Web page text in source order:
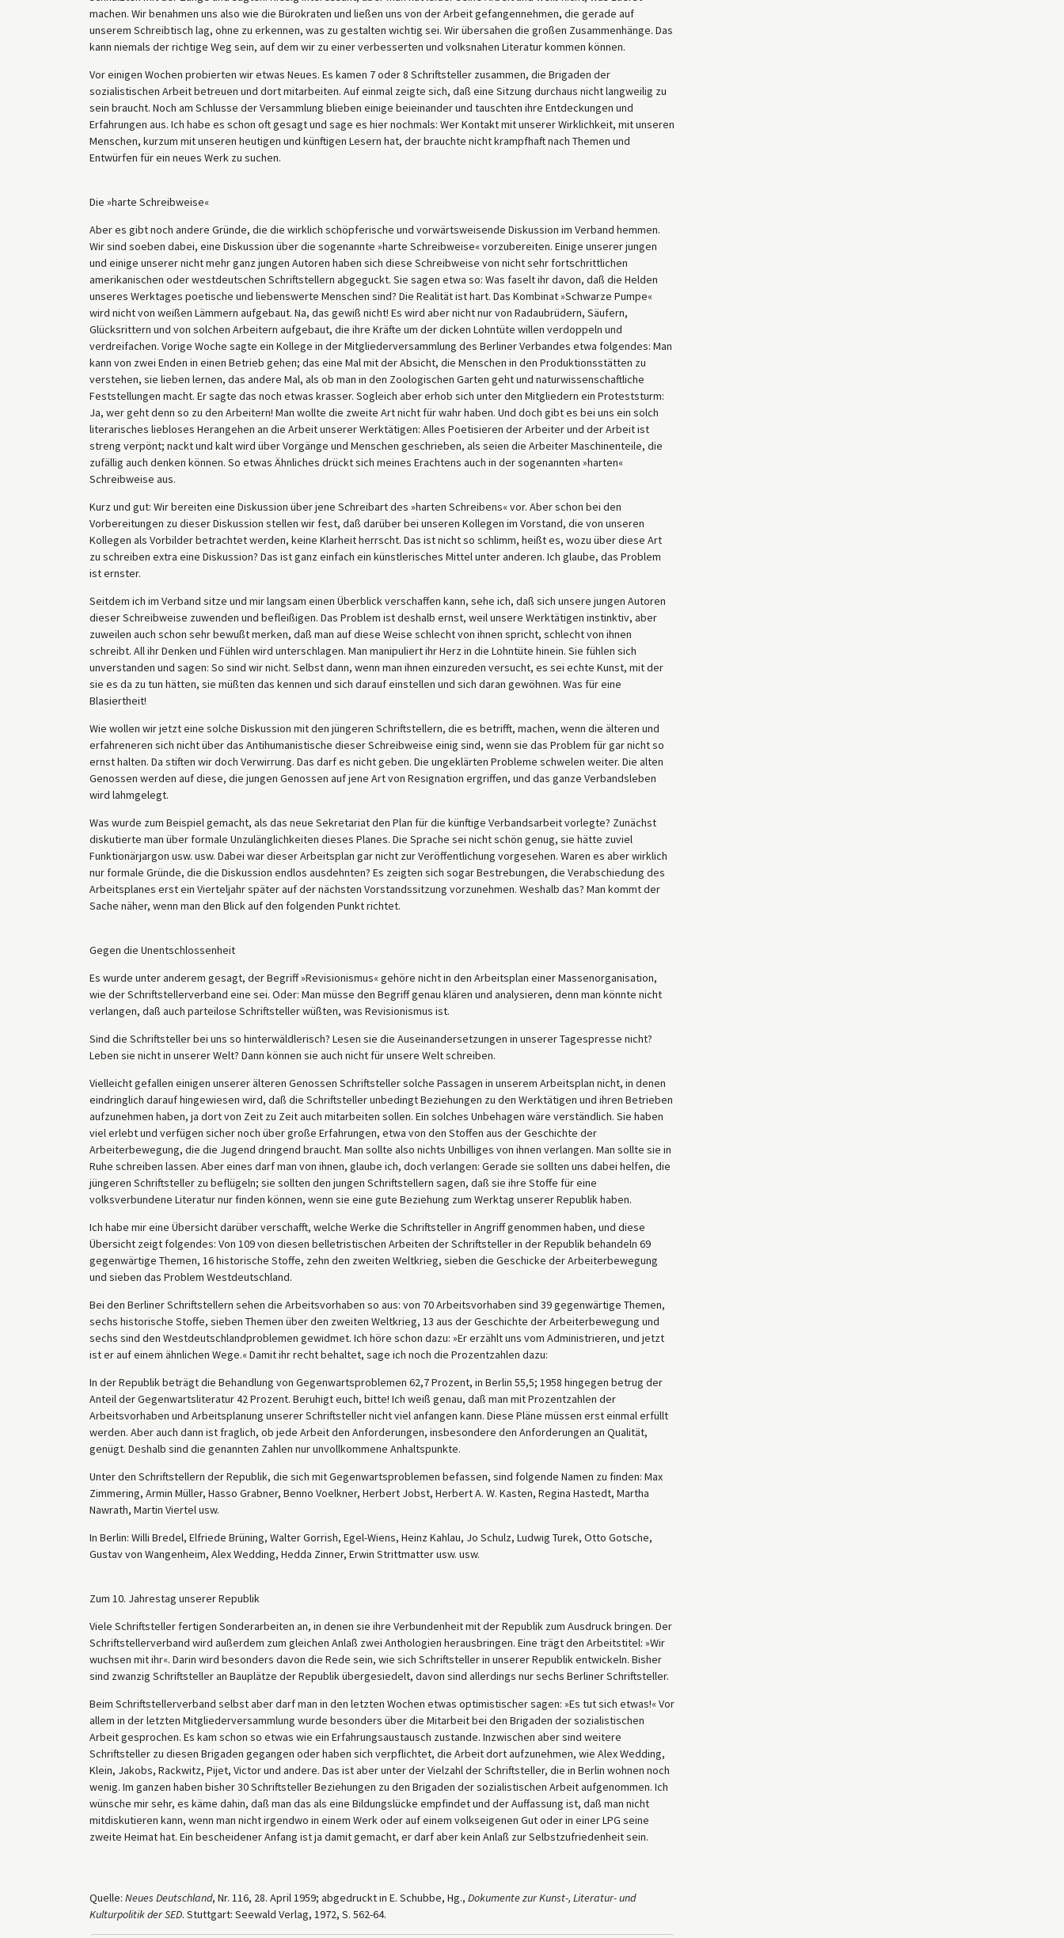
machen. Wir benahmen uns also wie die Bürokraten und ließen uns von der Arbeit gefangennehmen, die gerade auf
unserem Schreibtisch lag, ohne zu erkennen, was zu gestalten wichtig sei. Wir übersahen die großen Zusammenhänge. Das
kann niemals der richtige Weg sein, auf dem wir zu einer verbesserten und volksnahen Literatur kommen können.
Vor einigen Wochen probierten wir etwas Neues. Es kamen 7 oder 8 Schriftsteller zusammen, die Brigaden der
sozialistischen Arbeit betreuen und dort mitarbeiten. Auf einmal zeigte sich, daß eine Sitzung durchaus nicht langweilig zu
sein braucht. Noch am Schlusse der Versammlung blieben einige beieinander und tauschten ihre Entdeckungen und
Erfahrungen aus. Ich habe es schon oft gesagt und sage es hier nochmals: Wer Kontakt mit unserer Wirklichkeit, mit unseren
Menschen, kurzum mit unseren heutigen und künftigen Lesern hat, der brauchte nicht krampfhaft nach Themen und
Entwürfen für ein neues Werk zu suchen.
Die »harte Schreibweise«
Aber es gibt noch andere Gründe, die die wirklich schöpferische und vorwärtsweisende Diskussion im Verband hemmen.
Wir sind soeben dabei, eine Diskussion über die sogenannte »harte Schreibweise« vorzubereiten. Einige unserer jungen
und einige unserer nicht mehr ganz jungen Autoren haben sich diese Schreibweise von nicht sehr fortschrittlichen
amerikanischen oder westdeutschen Schriftstellern abgeguckt. Sie sagen etwa so: Was faselt ihr davon, daß die Helden
unseres Werktages poetische und liebenswerte Menschen sind? Die Realität ist hart. Das Kombinat »Schwarze Pumpe«
wird nicht von weißen Lämmern aufgebaut. Na, das gewiß nicht! Es wird aber nicht nur von Radaubrüdern, Säufern,
Glücksrittern und von solchen Arbeitern aufgebaut, die ihre Kräfte um der dicken Lohntüte willen verdoppeln und
verdreifachen. Vorige Woche sagte ein Kollege in der Mitgliederversammlung des Berliner Verbandes etwa folgendes: Man
kann von zwei Enden in einen Betrieb gehen; das eine Mal mit der Absicht, die Menschen in den Produktionsstätten zu
verstehen, sie lieben lernen, das andere Mal, als ob man in den Zoologischen Garten geht und naturwissenschaftliche
Feststellungen macht. Er sagte das noch etwas krasser. Sogleich aber erhob sich unter den Mitgliedern ein Proteststurm:
Ja, wer geht denn so zu den Arbeitern! Man wollte die zweite Art nicht für wahr haben. Und doch gibt es bei uns ein solch
literarisches liebloses Herangehen an die Arbeit unserer Werktätigen: Alles Poetisieren der Arbeiter und der Arbeit ist
streng verpönt; nackt und kalt wird über Vorgänge und Menschen geschrieben, als seien die Arbeiter Maschinenteile, die
zufällig auch denken können. So etwas Ähnliches drückt sich meines Erachtens auch in der sogenannten »harten«
Schreibweise aus.
Kurz und gut: Wir bereiten eine Diskussion über jene Schreibart des »harten Schreibens« vor. Aber schon bei den
Vorbereitungen zu dieser Diskussion stellen wir fest, daß darüber bei unseren Kollegen im Vorstand, die von unseren
Kollegen als Vorbilder betrachtet werden, keine Klarheit herrscht. Das ist nicht so schlimm, heißt es, wozu über diese Art
zu schreiben extra eine Diskussion? Das ist ganz einfach ein künstlerisches Mittel unter anderen. Ich glaube, das Problem
ist ernster.
Seitdem ich im Verband sitze und mir langsam einen Überblick verschaffen kann, sehe ich, daß sich unsere jungen Autoren
dieser Schreibweise zuwenden und befleißigen. Das Problem ist deshalb ernst, weil unsere Werktätigen instinktiv, aber
zuweilen auch schon sehr bewußt merken, daß man auf diese Weise schlecht von ihnen spricht, schlecht von ihnen
schreibt. All ihr Denken und Fühlen wird unterschlagen. Man manipuliert ihr Herz in die Lohntüte hinein. Sie fühlen sich
unverstanden und sagen: So sind wir nicht. Selbst dann, wenn man ihnen einzureden versucht, es sei echte Kunst, mit der
sie es da zu tun hätten, sie müßten das kennen und sich darauf einstellen und sich daran gewöhnen. Was für eine
Blasiertheit!
Wie wollen wir jetzt eine solche Diskussion mit den jüngeren Schriftstellern, die es betrifft, machen, wenn die älteren und
erfahreneren sich nicht über das Antihumanistische dieser Schreibweise einig sind, wenn sie das Problem für gar nicht so
ernst halten. Da stiften wir doch Verwirrung. Das darf es nicht geben. Die ungeklärten Probleme schwelen weiter. Die alten
Genossen werden auf diese, die jungen Genossen auf jene Art von Resignation ergriffen, und das ganze Verbandsleben
wird lahmgelegt.
Was wurde zum Beispiel gemacht, als das neue Sekretariat den Plan für die künftige Verbandsarbeit vorlegte? Zunächst
diskutierte man über formale Unzulänglichkeiten dieses Planes. Die Sprache sei nicht schön genug, sie hätte zuviel
Funktionärjargon usw. usw. Dabei war dieser Arbeitsplan gar nicht zur Veröffentlichung vorgesehen. Waren es aber wirklich
nur formale Gründe, die die Diskussion endlos ausdehnten? Es zeigten sich sogar Bestrebungen, die Verabschiedung des
Arbeitsplanes erst ein Vierteljahr später auf der nächsten Vorstandssitzung vorzunehmen. Weshalb das? Man kommt der
Sache näher, wenn man den Blick auf den folgenden Punkt richtet.
Gegen die Unentschlossenheit
Es wurde unter anderem gesagt, der Begriff »Revisionismus« gehöre nicht in den Arbeitsplan einer Massenorganisation,
wie der Schriftstellerverband eine sei. Oder: Man müsse den Begriff genau klären und analysieren, denn man könnte nicht
verlangen, daß auch parteilose Schriftsteller wüßten, was Revisionismus ist.
Sind die Schriftsteller bei uns so hinterwäldlerisch? Lesen sie die Auseinandersetzungen in unserer Tagespresse nicht?
Leben sie nicht in unserer Welt? Dann können sie auch nicht für unsere Welt schreiben.
Vielleicht gefallen einigen unserer älteren Genossen Schriftsteller solche Passagen in unserem Arbeitsplan nicht, in denen
eindringlich darauf hingewiesen wird, daß die Schriftsteller unbedingt Beziehungen zu den Werktätigen und ihren Betrieben
aufzunehmen haben, ja dort von Zeit zu Zeit auch mitarbeiten sollen. Ein solches Unbehagen wäre verständlich. Sie haben
viel erlebt und verfügen sicher noch über große Erfahrungen, etwa von den Stoffen aus der Geschichte der
Arbeiterbewegung, die die Jugend dringend braucht. Man sollte also nichts Unbilliges von ihnen verlangen. Man sollte sie in
Ruhe schreiben lassen. Aber eines darf man von ihnen, glaube ich, doch verlangen: Gerade sie sollten uns dabei helfen, die
jüngeren Schriftsteller zu beflügeln; sie sollten den jungen Schriftstellern sagen, daß sie ihre Stoffe für eine
volksverbundene Literatur nur finden können, wenn sie eine gute Beziehung zum Werktag unserer Republik haben.
Ich habe mir eine Übersicht darüber verschafft, welche Werke die Schriftsteller in Angriff genommen haben, und diese
Übersicht zeigt folgendes: Von 109 von diesen belletristischen Arbeiten der Schriftsteller in der Republik behandeln 69
gegenwärtige Themen, 16 historische Stoffe, zehn den zweiten Weltkrieg, sieben die Geschicke der Arbeiterbewegung
und sieben das Problem Westdeutschland.
Bei den Berliner Schriftstellern sehen die Arbeitsvorhaben so aus: von 70 Arbeitsvorhaben sind 39 gegenwärtige Themen,
sechs historische Stoffe, sieben Themen über den zweiten Weltkrieg, 13 aus der Geschichte der Arbeiterbewegung und
sechs sind den Westdeutschlandproblemen gewidmet. Ich höre schon dazu: »Er erzählt uns vom Administrieren, und jetzt
ist er auf einem ähnlichen Wege.« Damit ihr recht behaltet, sage ich noch die Prozentzahlen dazu:
In der Republik beträgt die Behandlung von Gegenwartsproblemen 62,7 Prozent, in Berlin 55,5; 1958 hingegen betrug der
Anteil der Gegenwartsliteratur 42 Prozent. Beruhigt euch, bitte! Ich weiß genau, daß man mit Prozentzahlen der
Arbeitsvorhaben und Arbeitsplanung unserer Schriftsteller nicht viel anfangen kann. Diese Pläne müssen erst einmal erfüllt
werden. Aber auch dann ist fraglich, ob jede Arbeit den Anforderungen, insbesondere den Anforderungen an Qualität,
genügt. Deshalb sind die genannten Zahlen nur unvollkommene Anhaltspunkte.
Unter den Schriftstellern der Republik, die sich mit Gegenwartsproblemen befassen, sind folgende Namen zu finden: Max
Zimmering, Armin Müller, Hasso Grabner, Benno Voelkner, Herbert Jobst, Herbert A. W. Kasten, Regina Hastedt, Martha
Nawrath, Martin Viertel usw.
In Berlin: Willi Bredel, Elfriede Brüning, Walter Gorrish, Egel-Wiens, Heinz Kahlau, Jo Schulz, Ludwig Turek, Otto Gotsche,
Gustav von Wangenheim, Alex Wedding, Hedda Zinner, Erwin Strittmatter usw. usw.
Zum 10. Jahrestag unserer Republik
Viele Schriftsteller fertigen Sonderarbeiten an, in denen sie ihre Verbundenheit mit der Republik zum Ausdruck bringen. Der
Schriftstellerverband wird außerdem zum gleichen Anlaß zwei Anthologien herausbringen. Eine trägt den Arbeitstitel: »Wir
wuchsen mit ihr«. Darin wird besonders davon die Rede sein, wie sich Schriftsteller in unserer Republik entwickeln. Bisher
sind zwanzig Schriftsteller an Bauplätze der Republik übergesiedelt, davon sind allerdings nur sechs Berliner Schriftsteller.
Beim Schriftstellerverband selbst aber darf man in den letzten Wochen etwas optimistischer sagen: »Es tut sich etwas!« Vor
allem in der letzten Mitgliederversammlung wurde besonders über die Mitarbeit bei den Brigaden der sozialistischen
Arbeit gesprochen. Es kam schon so etwas wie ein Erfahrungsaustausch zustande. Inzwischen aber sind weitere
Schriftsteller zu diesen Brigaden gegangen oder haben sich verpflichtet, die Arbeit dort aufzunehmen, wie Alex Wedding,
Klein, Jakobs, Rackwitz, Pijet, Victor und andere. Das ist aber unter der Vielzahl der Schriftsteller, die in Berlin wohnen noch
wenig. Im ganzen haben bisher 30 Schriftsteller Beziehungen zu den Brigaden der sozialistischen Arbeit aufgenommen. Ich
wünsche mir sehr, es käme dahin, daß man das als eine Bildungslücke empfindet und der Auffassung ist, daß man nicht
mitdiskutieren kann, wenn man nicht irgendwo in einem Werk oder auf einem volkseigenen Gut oder in einer LPG seine
zweite Heimat hat. Ein bescheidener Anfang ist ja damit gemacht, er darf aber kein Anlaß zur Selbstzufriedenheit sein.
Quelle: Neues Deutschland, Nr. 116, 28. April 1959; abgedruckt in E. Schubbe, Hg., Dokumente zur Kunst-, Literatur- und
Kulturpolitik der SED. Stuttgart: Seewald Verlag, 1972, S. 562-64.